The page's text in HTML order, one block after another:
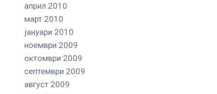
април 2010
март 2010
јануари 2010
ноември 2009
октомври 2009
септември 2009
август 2009